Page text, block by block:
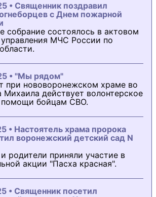
• Священник поздравил
с Днем пожарной
собрание состоялось в актовом
управления МЧС России по
• "Мы рядом"
при нововоронежском храме во
Михаила действует волонтерское
помощи бойцам СВО.
• Настоятель храма пророка
воронежский детский сад N
родители приняли участие в
акции "Пасха красная".
• Священник посетил